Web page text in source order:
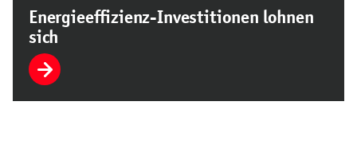
Energieeffizienz-Investitionen lohnen
sich